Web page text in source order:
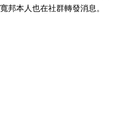
邦本人也在社群轉發消息。